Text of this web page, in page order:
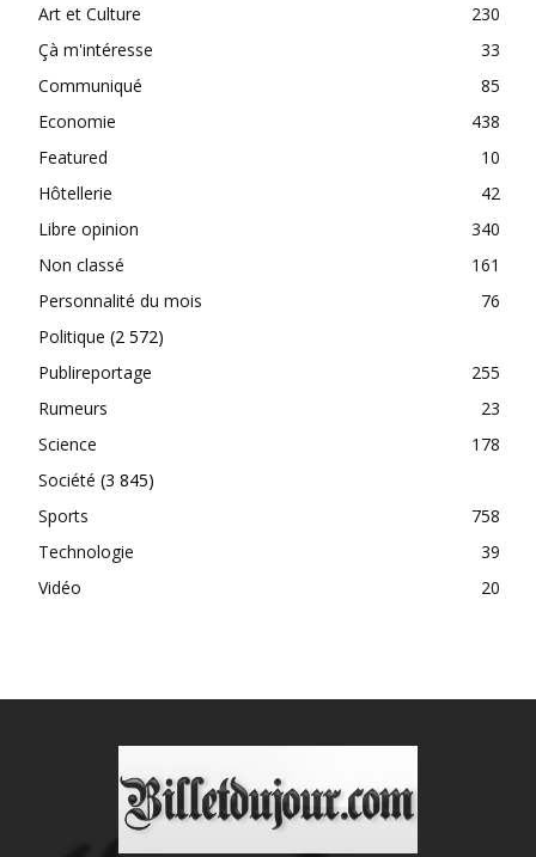
Art et Culture
230
Çà m'intéresse
33
Communiqué
85
Economie
438
Featured
10
Hôtellerie
42
Libre opinion
340
Non classé
161
Personnalité du mois
76
Politique (2 572)
Publireportage
255
Rumeurs
23
Science
178
Société (3 845)
Sports
758
Technologie
39
Vidéo
20